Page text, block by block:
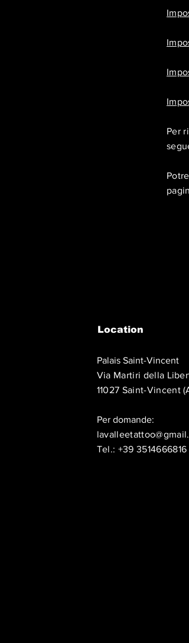
Per
Location
Palais Saint-Vincent
Via Martiri della
11027 Saint-Vincent
Per domande:
Tel.: +39 3514666816